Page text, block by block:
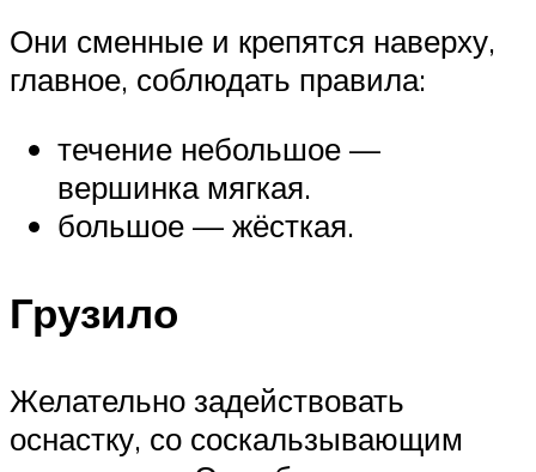
Они сменные и крепятся наверху,
главное, соблюдать правила:
течение небольшое —
вершинка мягкая.
большое — жёсткая.
Грузило
Желательно задействовать
оснастку, со соскальзывающим